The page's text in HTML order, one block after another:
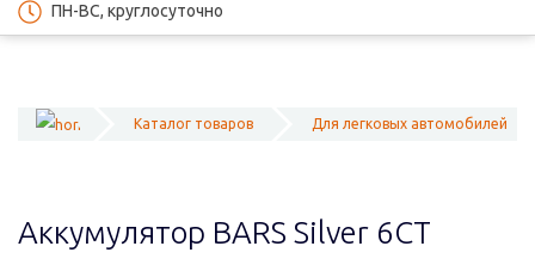
ПН-ВС, круглосуточно
Каталог товаров Для легковых автомобилей
Аккумулятор BARS Silver 6CT